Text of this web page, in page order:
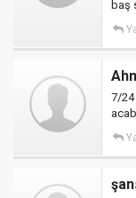
baş
7/24